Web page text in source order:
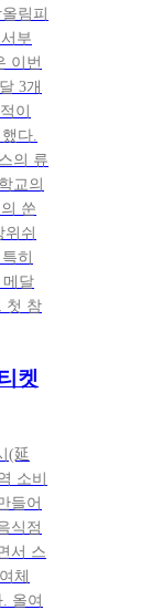
림피
부
이번
3개
이
다.
의 류
교의
쑨
쉬
히
메달
첫 참
켓
(延
소비
들어
식점
서 스
체
올여